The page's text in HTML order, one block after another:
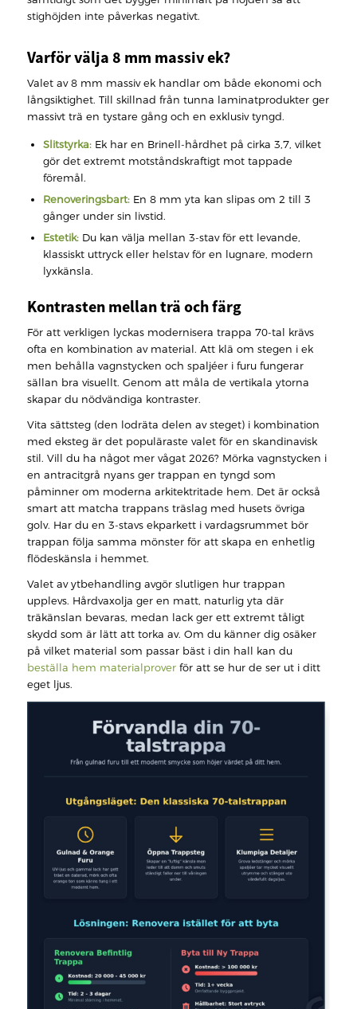
stighöjden inte påverkas negativt.
Varför välja 8 mm massiv ek?
Valet av 8 mm massiv ek handlar om både ekonomi och
långsiktighet. Till skillnad från tunna laminatprodukter ger
massivt trä en tystare gång och en exklusiv tyngd.
Slitstyrka:Ek har en Brinell-hårdhet på cirka 3,7, vilket
gör det extremt motståndskraftigt mot tappade
föremål.
Renoveringsbart:En 8 mm yta kan slipas om 2 till 3
gånger under sin livstid.
Estetik:Du kan välja mellan 3-stav för ett levande,
klassiskt uttryck eller helstav för en lugnare, modern
lyxkänsla.
Kontrasten mellan trä och färg
För att verkligen lyckas modernisera trappa 70-tal krävs
ofta en kombination av material. Att klä om stegen i ek
men behålla vagnstycken och spaljéer i furu fungerar
sällan bra visuellt. Genom att måla de vertikala ytorna
skapar du nödvändiga kontraster.
Vita sättsteg (den lodräta delen av steget) i kombination
med eksteg är det populäraste valet för en skandinavisk
stil. Vill du ha något mer vågat 2026? Mörka vagnstycken i
en antracitgrå nyans ger trappan en tyngd som
påminner om moderna arkitektritade hem. Det är också
smart att matcha trappans träslag med husets övriga
golv. Har du en 3-stavs ekparkett i vardagsrummet bör
trappan följa samma mönster för att skapa en enhetlig
flödeskänsla i hemmet.
Valet av ytbehandling avgör slutligen hur trappan
upplevs. Hårdvaxolja ger en matt, naturlig yta där
träkänslan bevaras, medan lack ger ett extremt tåligt
skydd som är lätt att torka av. Om du känner dig osäker
på vilket material som passar bäst i din hall kan du
beställa hem materialproverför att se hur de ser ut i ditt
eget ljus.